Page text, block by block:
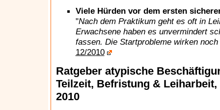
Viele Hürden vor dem ersten
"Nach dem Praktikum geht es oft in
Erwachsene haben es unvermindert
fassen. Die Startprobleme wirken noch
12/2010
Ratgeber atypische
Teilzeit, Befristung &
2010